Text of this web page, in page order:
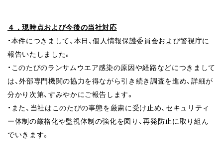
４．現時点および今後の当社対応
・本件につきまして、本日、個人情報保護委員会および警視庁に
報告いたしました。
・このたびのランサムウエア感染の原因や経路などにつきまして
は、外部専門機関の協力を得ながら引き続き調査を進め、詳細が
分かり次第、すみやかにご報告します。
・また、当社はこのたびの事態を厳粛に受け止め、セキュリティ
ー体制の厳格化や監視体制の強化を図り、再発防止に取り組ん
でいきます。